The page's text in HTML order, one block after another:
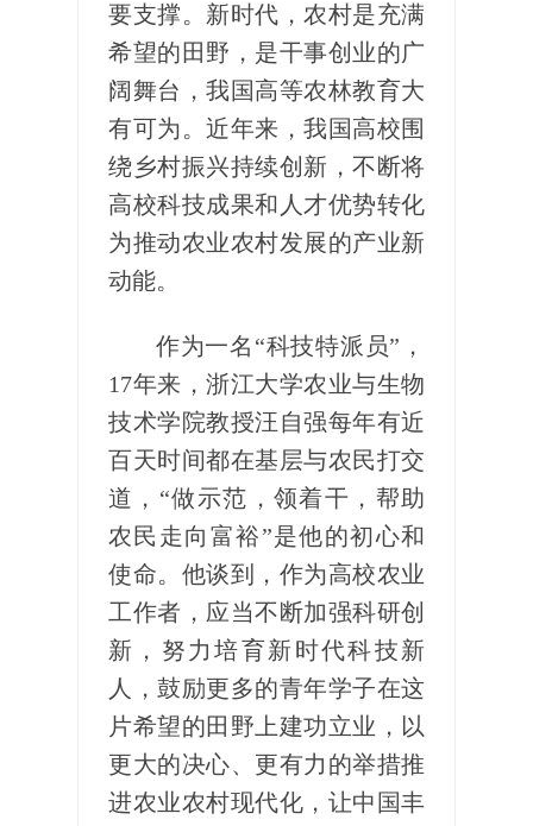
要支撑。新时代，农村是充满
希望的田野，是干事创业的广
阔舞台，我国高等农林教育大
有可为。近年来，我国高校围
绕乡村振兴持续创新，不断将
高校科技成果和人才优势转化
为推动农业农村发展的产业新
动能。
作为一名“科技特派员”，
17年来，浙江大学农业与生物
技术学院教授汪自强每年有近
百天时间都在基层与农民打交
道，“做示范，领着干，帮助
农民走向富裕”是他的初心和
使命。他谈到，作为高校农业
工作者，应当不断加强科研创
新，努力培育新时代科技新
人，鼓励更多的青年学子在这
片希望的田野上建功立业，以
更大的决心、更有力的举措推
进农业农村现代化，让中国丰